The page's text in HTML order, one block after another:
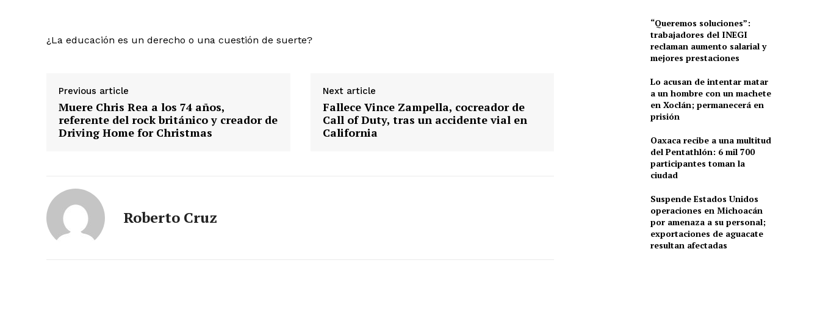
¿La educación es un derecho o una cuestión de suerte?
Previous article
Muere Chris Rea a los 74 años,
referente del rock británico y creador de
Driving Home for Christmas
Next article
Fallece Vince Zampella, cocreador de
Call of Duty, tras un accidente vial en
California
Roberto Cruz
“Queremos soluciones”:
trabajadores del INEGI
reclaman aumento salarial y
mejores prestaciones
Lo acusan de intentar matar
a un hombre con un machete
en Xoclán; permanecerá en
prisión
Oaxaca recibe a una multitud
del Pentathlón: 6 mil 700
participantes toman la
ciudad
Suspende Estados Unidos
operaciones en Michoacán
por amenaza a su personal;
exportaciones de aguacate
resultan afectadas